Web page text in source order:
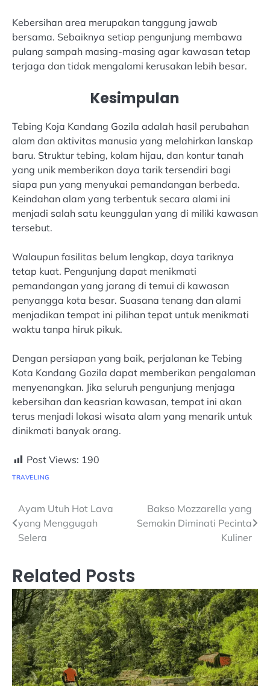
Kebersihan area merupakan tanggung jawab
bersama. Sebaiknya setiap pengunjung membawa
pulang sampah masing-masing agar kawasan tetap
terjaga dan tidak mengalami kerusakan lebih besar.
Kesimpulan
Tebing Koja Kandang Gozila adalah hasil perubahan
alam dan aktivitas manusia yang melahirkan lanskap
baru. Struktur tebing, kolam hijau, dan kontur tanah
yang unik memberikan daya tarik tersendiri bagi
siapa pun yang menyukai pemandangan berbeda.
Keindahan alam yang terbentuk secara alami ini
menjadi salah satu keunggulan yang di miliki kawasan
tersebut.
Walaupun fasilitas belum lengkap, daya tariknya
tetap kuat. Pengunjung dapat menikmati
pemandangan yang jarang di temui di kawasan
penyangga kota besar. Suasana tenang dan alami
menjadikan tempat ini pilihan tepat untuk menikmati
waktu tanpa hiruk pikuk.
Dengan persiapan yang baik, perjalanan ke Tebing
Kota Kandang Gozila dapat memberikan pengalaman
menyenangkan. Jika seluruh pengunjung menjaga
kebersihan dan keasrian kawasan, tempat ini akan
terus menjadi lokasi wisata alam yang menarik untuk
dinikmati banyak orang.
Post Views: 190
TRAVELING
Navigasi
pos
Ayam Utuh Hot Lava
yang Menggugah
Selera
Bakso Mozzarella yang
Semakin Diminati Pecinta
Kuliner
Related Posts